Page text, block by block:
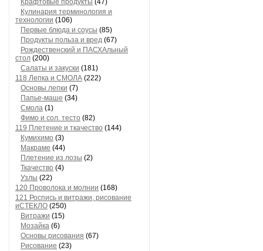
Крафтовые продукты (47)
Кулинария терминология и
технологии (106)
Первые блюда и соусы (85)
Продукты польза и вред (67)
Рождественский и ПАСХАльный
стол (200)
Салаты и закуски (181)
118 Лепка и СМОЛА (222)
Основы лепки (7)
Папье-маше (34)
Смола (1)
Фимо и сол. тесто (82)
119 Плетение и ткачество (144)
Кумихимо (3)
Макраме (44)
Плетение из лозы (2)
Ткачество (4)
Узлы (22)
120 Проволока и молнии (168)
121 Роспись и витражи, рисование
иСТЕКЛО (250)
Витражи (15)
Мозайка (6)
Основы рисования (67)
Рисование (23)